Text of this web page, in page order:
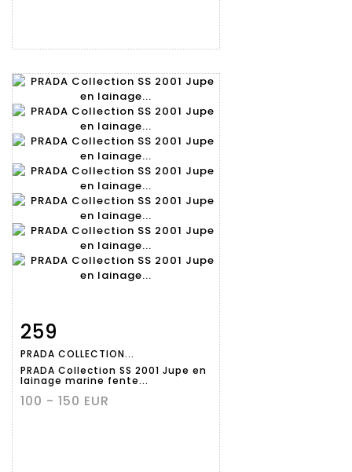
Fiche
détaillée
259
PRADA COLLECTION...
PRADA Collection SS 2001 Jupe en
lainage marine fente...
100 - 150 EUR